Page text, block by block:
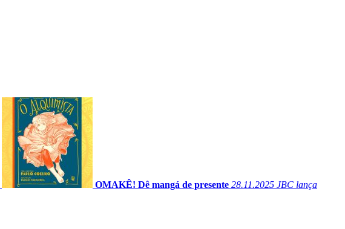
OMAKÊ! Dê mangá de presente 28.11.2025 JBC lança